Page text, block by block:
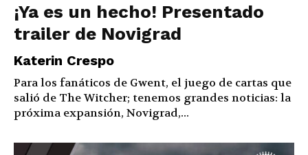
¡Ya es un hecho! Presentado
trailer de Novigrad
Katerin Crespo
Para los fanáticos de Gwent, el juego de cartas que
salió de The Witcher; tenemos grandes noticias: la
próxima expansión, Novigrad,...